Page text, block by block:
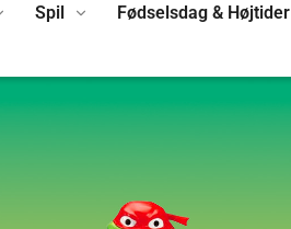
Spil Fødselsdag & Højtider